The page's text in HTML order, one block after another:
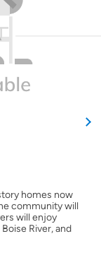
homes now
community will
will enjoy
River, and
outdoor fun
local